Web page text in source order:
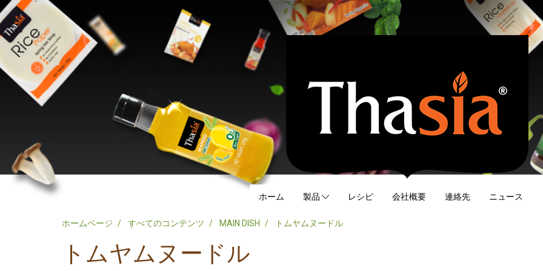
ホーム 製品 レシピ 会社概要 連絡先 ニュース
ホームページ すべてのコンテンツ MAIN DISH トムヤムヌードル
トムヤムヌードル